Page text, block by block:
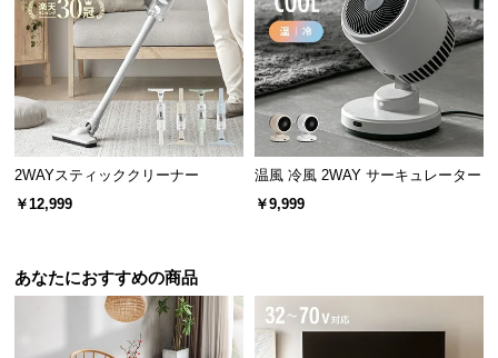
2WAYスティッククリーナー
￥12,999
温風 冷風 2WAY サーキュレーター
￥9,999
あなたにおすすめの商品